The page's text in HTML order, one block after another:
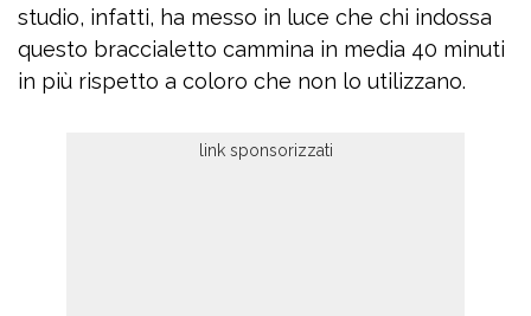
studio, infatti, ha messo in luce che chi indossa
questo braccialetto cammina in media 40 minuti
in più rispetto a coloro che non lo utilizzano.